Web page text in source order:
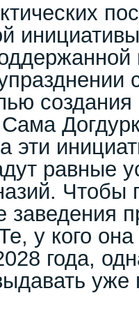
эти
равные
Чтобы
заведения
у кого
года,
уже